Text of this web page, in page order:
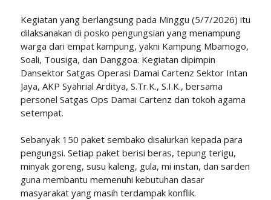
Kegiatan yang berlangsung pada Minggu (5/7/2026) itu
dilaksanakan di posko pengungsian yang menampung
warga dari empat kampung, yakni Kampung Mbamogo,
Soali, Tousiga, dan Danggoa. Kegiatan dipimpin
Dansektor Satgas Operasi Damai Cartenz Sektor Intan
Jaya, AKP Syahrial Arditya, S.Tr.K., S.I.K., bersama
personel Satgas Ops Damai Cartenz dan tokoh agama
setempat.
Sebanyak 150 paket sembako disalurkan kepada para
pengungsi. Setiap paket berisi beras, tepung terigu,
minyak goreng, susu kaleng, gula, mi instan, dan sarden
guna membantu memenuhi kebutuhan dasar
masyarakat yang masih terdampak konflik.